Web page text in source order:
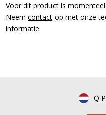
Voor dit product is
Neemcontact op met onze
informatie.
Q